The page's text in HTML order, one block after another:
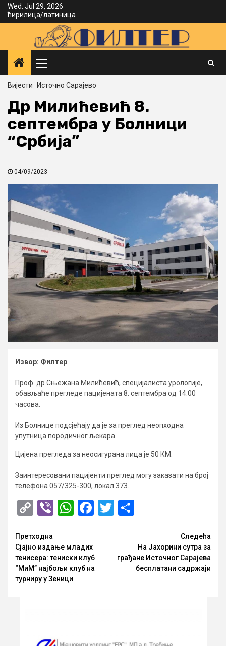
SkipWed. Jul 29, 2026
ћирилица/латиница
Menu
Вијести Источно Сарајево
Др Милићевић 8.
септембра у Болници
“Србија”
04/09/2023
Извор: Филтер
Проф. др Сњежана Милићевић, специјалиста урологије,
обављаће прегледе пацијената 8. септембра од 14.00
часова.
Из Болнице подсјећају да је за преглед неопходна
упутница породичног љекара.
Цијена прегледа за неосигурана лица је 50 КМ.
Заинтересовани пацијенти преглед могу заказати на број
телефона 057/325-300, локал 373.
CopyViberWhatsApp
Facebook
Twitter
Опширније
Претходна
Сјајно издање младих
тенисера: тениски клуб
“МиМ” најбољи клуб на
турниру у Зеници
Следећа
На Јахорини сутра за
грађане Источног Сарајева
бесплатани садржаји